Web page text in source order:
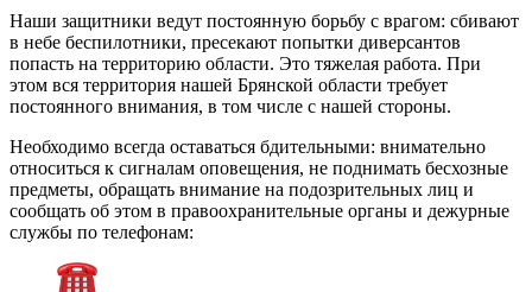
Наши защитники ведут постоянную борьбу с врагом: сбивают
в небе беспилотники, пресекают попытки диверсантов
попасть на территорию области. Это тяжелая работа. При
этом вся территория нашей Брянской области требует
постоянного внимания, в том числе с нашей стороны.
Необходимо всегда оставаться бдительными: внимательно
относиться к сигналам оповещения, не поднимать бесхозные
предметы, обращать внимание на подозрительных лиц и
сообщать об этом в правоохранительные органы и дежурные
службы по телефонам: